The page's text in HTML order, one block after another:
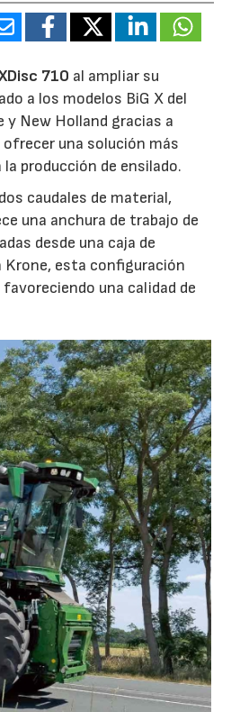
710 al ampliar su
a los modelos BiG X del
y New Holland gracias a
una solución más
producción de ensilado.
caudales de material,
una anchura de trabajo de
desde una caja de
Krone, esta configuración
una calidad de